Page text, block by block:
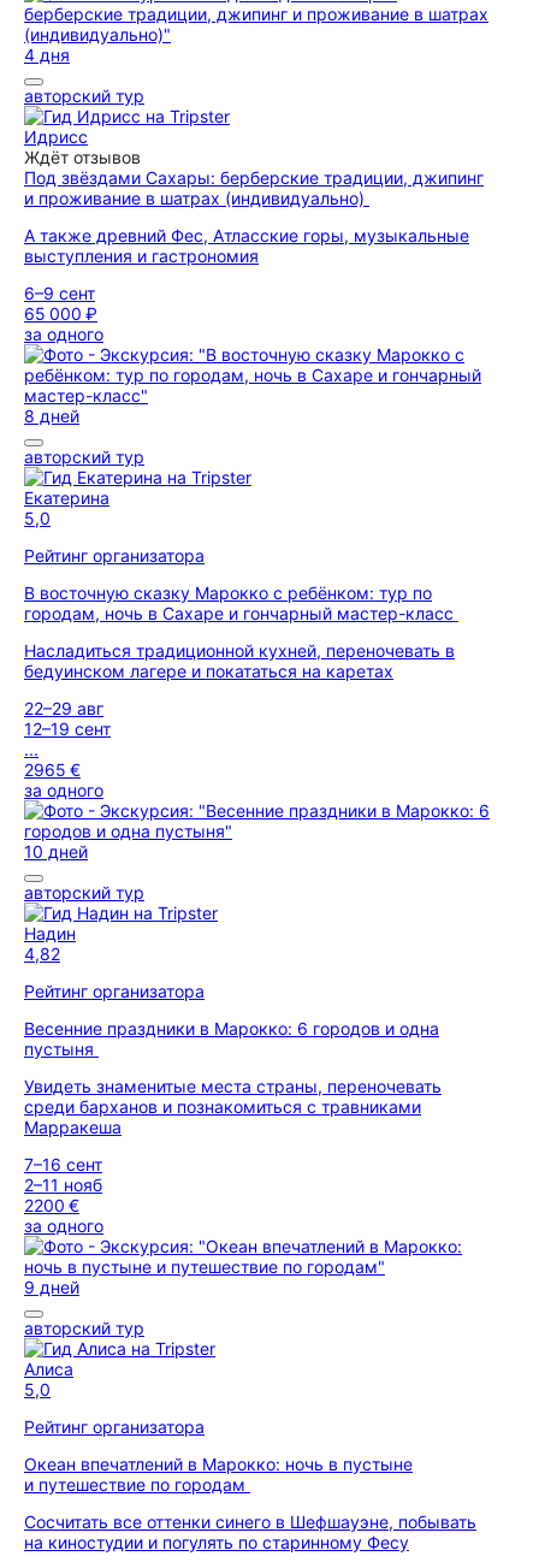
4 дня
авторский тур
Идрисс
Ждёт отзывов
Под звёздами Сахары: берберские традиции, джипинг
и проживание в шатрах (индивидуально)
А также древний Фес, Атласские горы, музыкальные
выступления и гастрономия
6–9 сент
65 000 ₽
за одного
8 дней
авторский тур
Екатерина
5,0
Рейтинг организатора
В восточную сказку Марокко с ребёнком: тур по
городам, ночь в Сахаре и гончарный мастер-класс
Насладиться традиционной кухней, переночевать в
бедуинском лагере и покататься на каретах
22–29 авг
12–19 сент
...
2965 €
за одного
10 дней
авторский тур
Надин
4,82
Рейтинг организатора
Весенние праздники в Марокко: 6 городов и одна
пустыня
Увидеть знаменитые места страны, переночевать
среди барханов и познакомиться с травниками
Марракеша
7–16 сент
2–11 нояб
2200 €
за одного
9 дней
авторский тур
Алиса
5,0
Рейтинг организатора
Океан впечатлений в Марокко: ночь в пустыне
и путешествие по городам
Сосчитать все оттенки синего в Шефшауэне, побывать
на киностудии и погулять по старинному Фесу